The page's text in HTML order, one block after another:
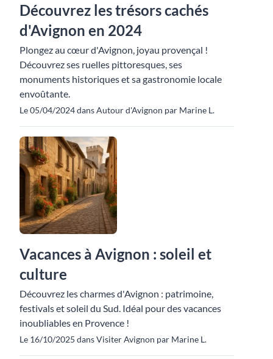
Découvrez les trésors cachés
d'Avignon en 2024
Plongez au cœur d'Avignon, joyau provençal !
Découvrez ses ruelles pittoresques, ses
monuments historiques et sa gastronomie locale
envoûtante.
Le 05/04/2024 dans Autour d'Avignon par Marine L.
Vacances à Avignon : soleil et
culture
Découvrez les charmes d'Avignon : patrimoine,
festivals et soleil du Sud. Idéal pour des vacances
inoubliables en Provence !
Le 16/10/2025 dans Visiter Avignon par Marine L.